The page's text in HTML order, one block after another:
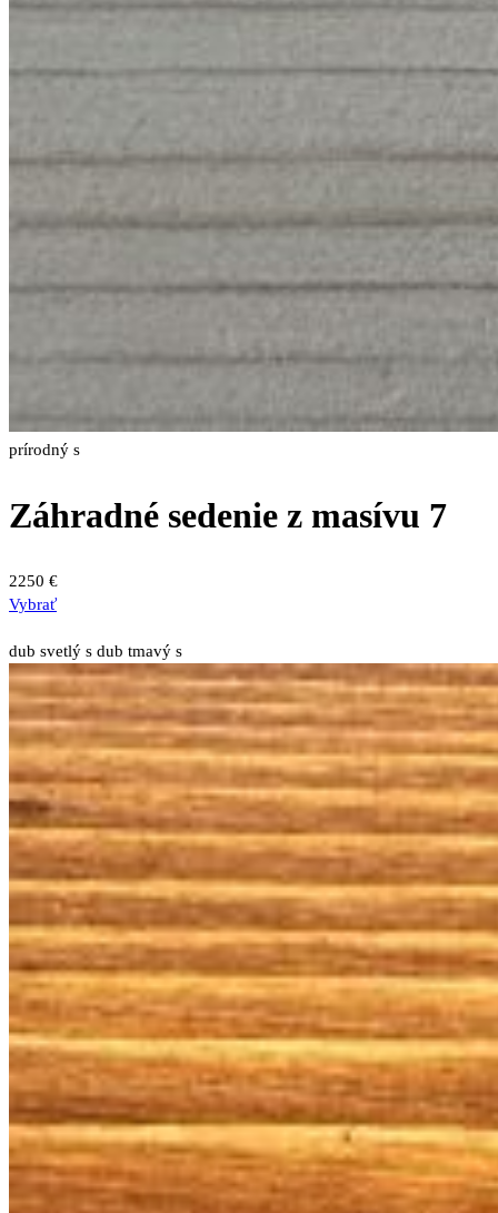
prírodný s
Záhradné sedenie z masívu 7
2250 €
VybraťTento
má
viacero
variantov.
Možnosti
si
môžete
vybrať
stránke
produktu.
dub svetlý s dub tmavý s